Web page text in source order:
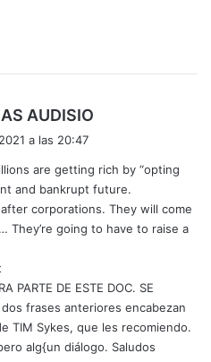
AUDISIO
e
:
a las 20:47
are getting rich by “opting
and bankrupt future.
corporations. They will come
They’re going to have to raise a
PARTE DE ESTE DOC. SE
dos frases anteriores encabezan
TIM Sykes, que les recomiendo.
alg{un diálogo. Saludos